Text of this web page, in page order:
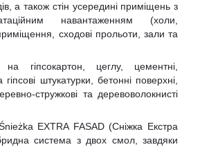
а також стін усередині приміщень з
навантаженням (холи,
сходові прольоти, зали та
гіпсокартон, цеглу, цементні,
штукатурки, бетонні поверхні,
стружкові та деревоволокнисті
EXTRA FASAD (Сніжка Екстра
система з двох смол, завдяки